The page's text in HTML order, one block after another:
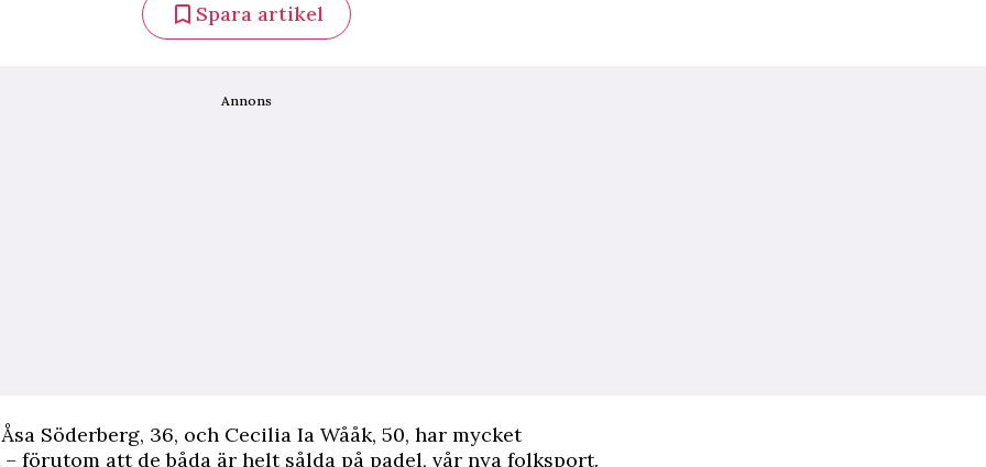
Spara artikel
Annons
Söderberg, 36, och Cecilia Ia Wååk, 50, har mycket
– förutom att de båda är helt sålda på padel, vår nya folksport.